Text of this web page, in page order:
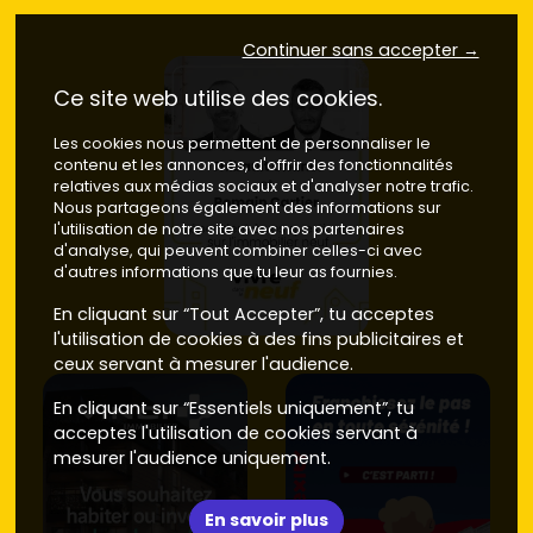
Astuce : un étage élevé, une double orientation et un
l'ensoleillement (ouest/sud-ouest très prisé en fin de
Neuf ou ancien, comment trancher
Pour faire ton choix entre un bien immobilier neuf et un
logement ancien, voici les principaux critères à comparer :
Prix d'achat
Neuf: en général7 000 à 11 500 €/m²à Nernier
et ses proches abords, selon la vue et les
prestations.Frais de notaire réduits
, pas de gros travaux à prévoir.
Ancien: souvent5 500 à 8 500 €/m²selon l'état,
l'adresse et la proximité du lac.Frais de notaire
environ7 à 8 % , et budget rénovation à anticiper.
Neuf
: normesRE 2020, meilleure isolation,
Continuer sans accepter →
Ce site web utilise des cookies.
Les cookies nous permettent de personnaliser le
contenu et les annonces, d'offrir des fonctionnalités
relatives aux médias sociaux et d'analyser notre trafic.
Nous partageons également des informations sur
l'utilisation de notre site avec nos partenaires
d'analyse, qui peuvent combiner celles-ci avec
d'autres informations que tu leur as fournies.
En cliquant sur “Tout Accepter”, tu acceptes
l'utilisation de cookies à des fins publicitaires et
ceux servant à mesurer l'audience.
En cliquant sur “Essentiels uniquement”, tu
acceptes l'utilisation de cookies servant à
mesurer l'audience uniquement.
En savoir plus